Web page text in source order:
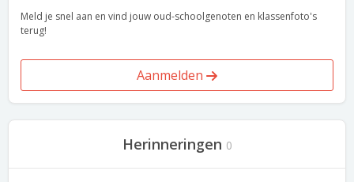
Meld je snel aan en vind jouw oud-schoolgenoten en klassenfoto's
terug!
Aanmelden
Herinneringen 0